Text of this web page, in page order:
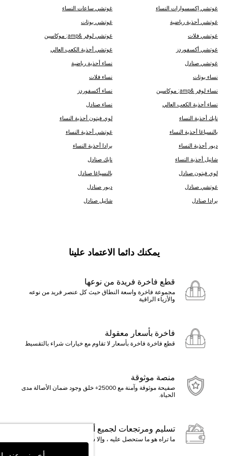
غوتشي إكسسوارات النساء غوتشي ساعات النساء
غوتشي أحذية رياضية غوتشي بوتات
غوتشي فلات غوتشي لوفر &amp; موكاسين
غوتشي أكسفوردز غوتشي أحذية الكعب العالي
غوتشي صنادل نساء أحذية رياضية
نساء بوتات نساء فلات
نساء لوفر &amp; موكاسين نساء أكسفوردز
نساء أحذية الكعب العالي نساء صنادل
نايك أحذية النساء لوي فيتون أحذية النساء
ب‍‍النسياغا أحذية النساء غوتشي أحذية النساء
ديور أحذية النساء برادا أحذية النساء
شانيل أحذية النساء نايك صنادل
لوي فيتون صنادل ب‍‍النسياغا صنادل
غوتشي صنادل ديور صنادل
برادا صنادل شانيل صنادل
يمكنك دائما الاعتماد علينا
قطع فاخرة فريدة من نوعها
مجموعة فاخرة واسعة النطاق حيث كل عنصر فريد من نوعه
والأزياء الراقية
فاخرة بأسعار معقولة
قطع فاخرة فاخرة بأسعار لا تقاوم مع خيارات شراء بالتقسيط
منصة موثوقة
صفيحة موثوقة وآمنة مع 25000+ خلق وجود ضمان الأصالة مدى
الحياة.
تسليم ومرتجعات لجميع أنحاء العالم
ما تراه هو ما ستحصل عليه ، وإلا ستسترد الأموال